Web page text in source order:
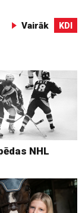
Vairāk KDI
NHL